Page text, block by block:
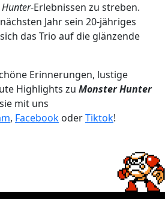
-Erlebnissen zu streben.
Jahr sein 20-jähriges
das Trio auf die glänzende
Erinnerungen, lustige
Highlights zu Monster Hunter
mit uns
, Facebook oderTiktok!